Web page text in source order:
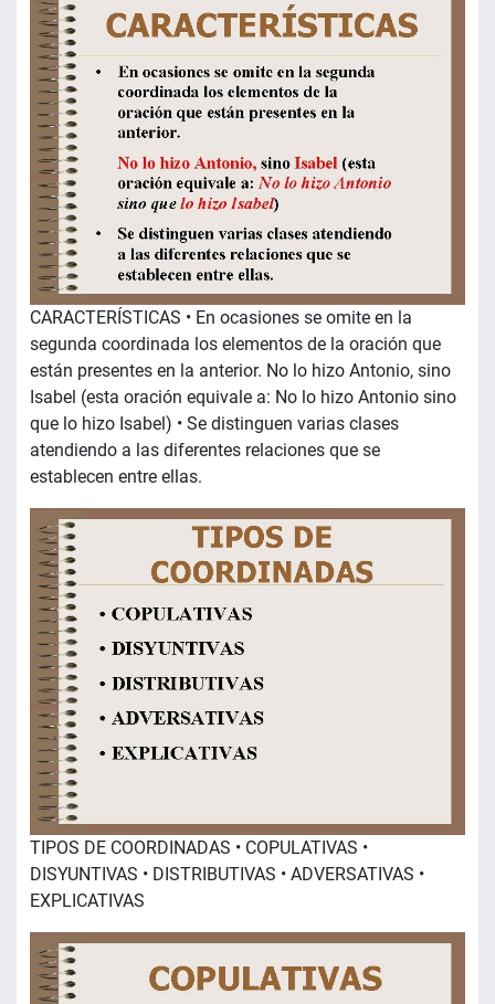
CARACTERÍSTICAS • En ocasiones se omite en la
segunda coordinada los elementos de la oración que
están presentes en la anterior. No lo hizo Antonio, sino
Isabel (esta oración equivale a: No lo hizo Antonio sino
que lo hizo Isabel) • Se distinguen varias clases
atendiendo a las diferentes relaciones que se
establecen entre ellas.
TIPOS DE COORDINADAS • COPULATIVAS •
DISYUNTIVAS • DISTRIBUTIVAS • ADVERSATIVAS •
EXPLICATIVAS